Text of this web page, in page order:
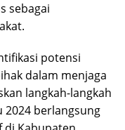
sebagai
potensi
dalam menjaga
langkah-langkah
berlangsung